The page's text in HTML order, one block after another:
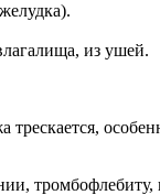
из ушей.
тромбофлебиту,